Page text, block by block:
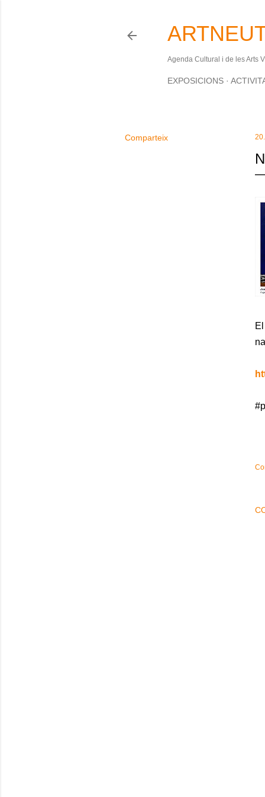
Agenda Cultural i de les Arts
EXPOSICIONS
Comparteix